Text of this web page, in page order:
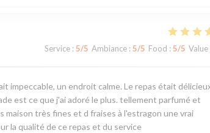
Service : 5/5 Ambiance : 5/5 Food : 5/5 Value
impeccable, un endroit calme. Le repas était
est ce que j'ai adoré le plus. tellement parfumé et
très fines et d fraises à l'estragon une vrai
la qualité de ce repas et du service